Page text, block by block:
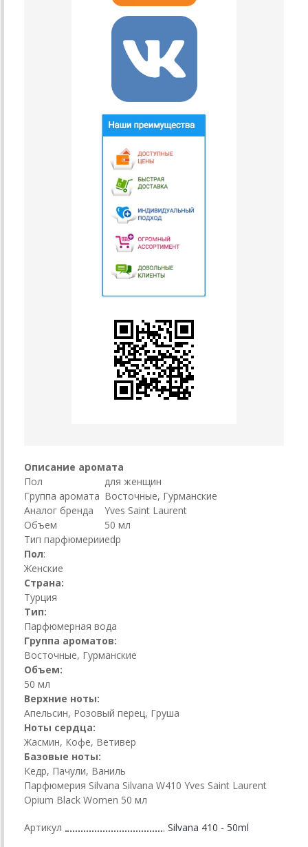
Описание аромата
Пол
для женщин
Группа аромата Восточные, Гурманские
Аналог бренда
Yves Saint Laurent
Объем
50 мл
Тип парфюмерииedp
Пол:
Женские
Страна:
Турция
Тип:
Парфюмерная вода
Группа ароматов:
Восточные, Гурманские
Объем:
50 мл
Верхние ноты:
Апельсин, Розовый перец, Груша
Ноты сердца:
Жасмин, Кофе, Ветивер
Базовые ноты:
Кедр, Пачули, Ваниль
Парфюмерия Silvana Silvana W410 Yves Saint Laurent
Opium Black Women 50 мл
Артикул Silvana 410 - 50ml